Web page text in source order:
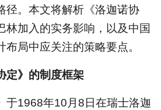
径。本文将解析《洛迦诺协
林加入的实务影响，以及中国
局中应关注的策略要点。
定》的制度框架
于1968年10月8日在瑞士洛迦